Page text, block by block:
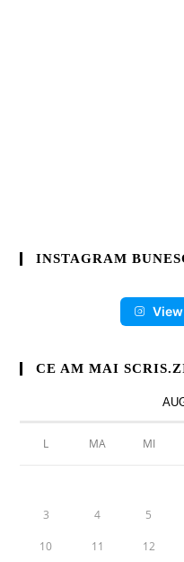
INSTAGRAM
CE AM MAI
L MA MI
3 4 5
10 11 12